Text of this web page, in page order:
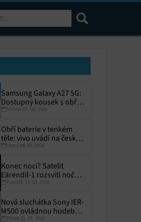
Samsung Galaxy A27 5G:
Dostupný kousek s obřím
displejem
Středa 05. 08. 2026
Obří baterie v tenkém
těle: vivo uvádí na český
trh V70 Lite 5G
Úterý 04. 08. 2026
Konec noci? Satelit
Eärendil-1 rozsvítí noční
Zemi
Pondělí 03. 08. 2026
Nová sluchátka Sony IER-
M500 ovládnou hudební
pódia!
Pátek 31. 07. 2026